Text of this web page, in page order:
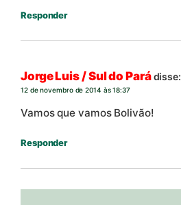
Responder
Jorge Luis / Sul do Parádisse:
12 de novembro de 2014 às 18:37
Vamos que vamos Bolivão!
Responder